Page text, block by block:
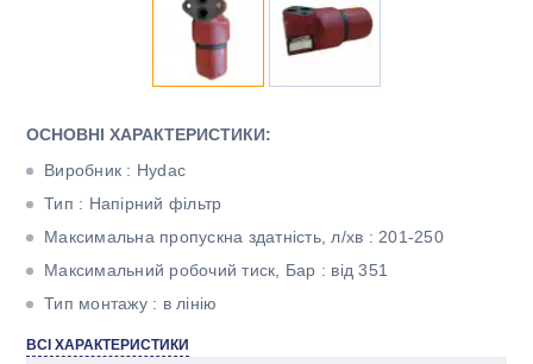
ОСНОВНІ ХАРАКТЕРИСТИКИ:
Виробник : Hydac
Тип : Напірний фільтр
Максимальна пропускна здатність, л/хв : 201-250
Максимальний робочий тиск, Бар : від 351
Тип монтажу : в лінію
Тонкість фільтрації, мкм : 3
ВСІ ХАРАКТЕРИСТИКИ